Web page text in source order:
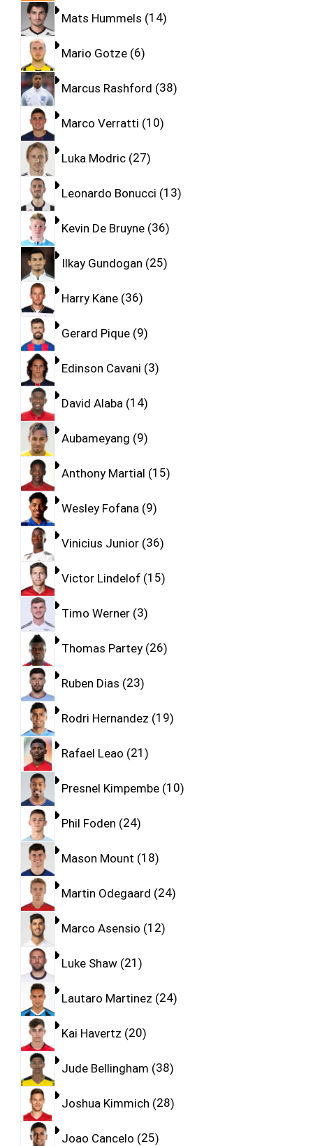
Mats Hummels 14
Mario Gotze 6
Marcus Rashford 38
Marco Verratti 10
Luka Modric 27
Leonardo Bonucci 13
Kevin De Bruyne 36
Ilkay Gundogan 25
Harry Kane 36
Gerard Pique 9
Edinson Cavani 3
David Alaba 14
Aubameyang 9
Anthony Martial 15
Wesley Fofana 9
Vinicius Junior 36
Victor Lindelof 15
Timo Werner 3
Thomas Partey 26
Ruben Dias 23
Rodri Hernandez 19
Rafael Leao 21
Presnel Kimpembe 10
Phil Foden 24
Mason Mount 18
Martin Odegaard 24
Marco Asensio 12
Luke Shaw 21
Lautaro Martinez 24
Kai Havertz 20
Jude Bellingham 38
Joshua Kimmich 28
Joao Cancelo 25